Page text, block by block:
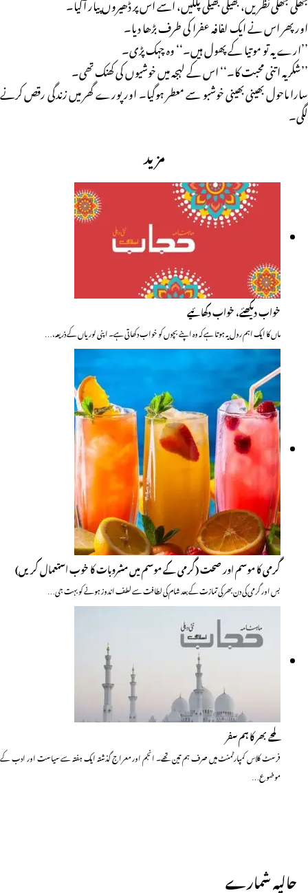
اور پھر اس نے ایک لفافہ عفرا کی طرف بڑھا دیا۔
’’ارے یہ تو موتیا کے پھول ہیں۔‘‘ وہ چہک پڑی۔
’’شکریہ اتنی محبت کا۔‘‘ اس کے لہجہ میں خوشیوں کی کھنک تھی۔
سارا ماحول بھینی بھینی خوشبو سے معطر ہوگیا۔ اور پورے گھر میں زندگی رقص کرنے
لگی۔
مزید
خواب دیکھئے، خواب دکھائیے
ماں کا ایک اہم رول یہ ہوتا ہے کہ وہ اپنے بچوں کو خواب دکھاتی ہے۔ اپنی لوریاں کے ذریعہ،…
گرمی کا موسم اور صحت (گرمی کے موسم میں مشروبات کا خوب استعمال کریں)
بس اور گرمی کی دن بھر کی تمازت کے بعد شام کی لطافت سے لطف اندوز ہونے کو بہت جی…
لمحے بھر کا ہم سفر
فرسٹ کلاس کمپارٹمنٹ میں صرف ہم تین تھے۔ انجم اور معراج گذشتہ ایک ہفتہ سے سیاست اور ادب کے
موضوع…
حالیہ شمارے